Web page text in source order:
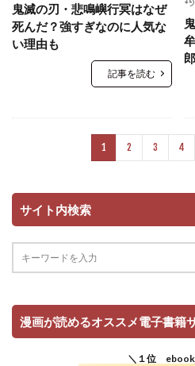
鬼滅の刃・悲鳴嶼行冥はなぜ
死んだ？強すぎなのに人気な
い理由も
記事を読む
1 2 3 4
サイト内検索
漫画が読めるオススメ電子書籍
＼１位